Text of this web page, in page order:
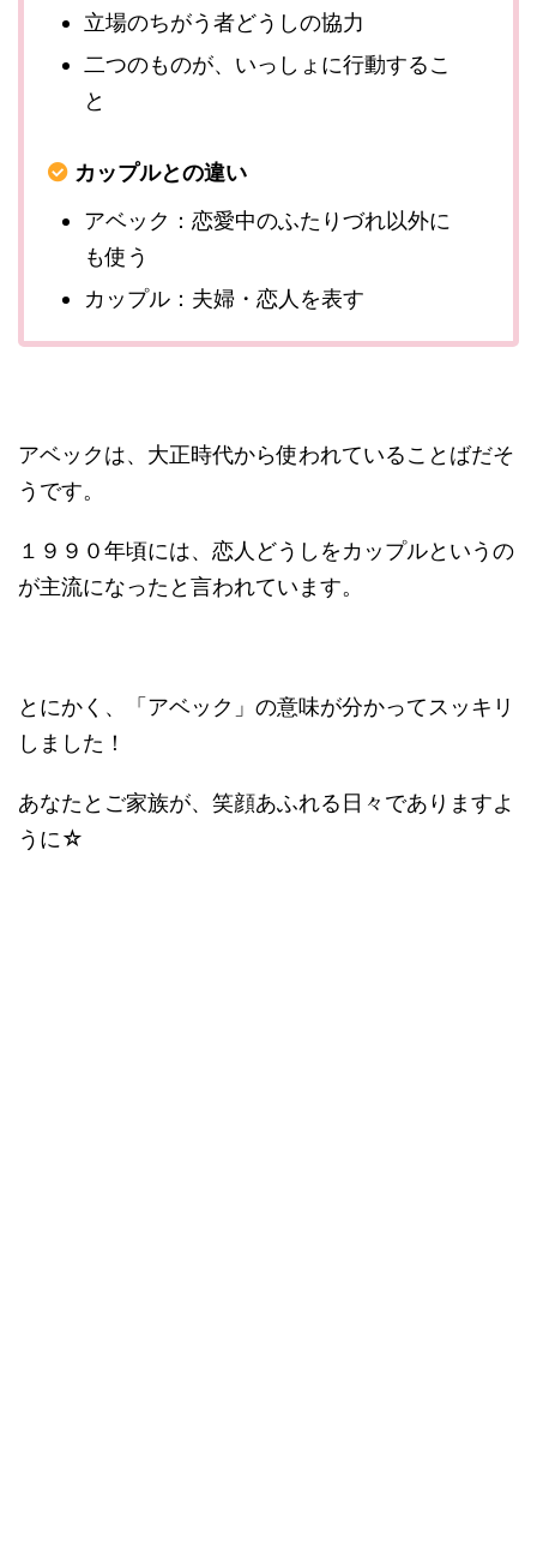
立場のちがう者どうしの協力
二つのものが、いっしょに行動するこ
と
カップルとの違い
アベック：恋愛中のふたりづれ以外に
も使う
カップル：夫婦・恋人を表す
アベックは、大正時代から使われていることばだそ
うです。
１９９０年頃には、恋人どうしをカップルというの
が主流になったと言われています。
とにかく、「アベック」の意味が分かってスッキリ
しました！
あなたとご家族が、笑顔あふれる日々でありますよ
うに☆